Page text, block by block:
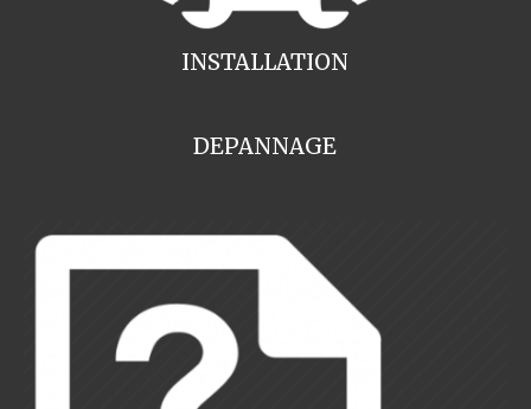
INSTALLATION
DEPANNAGE